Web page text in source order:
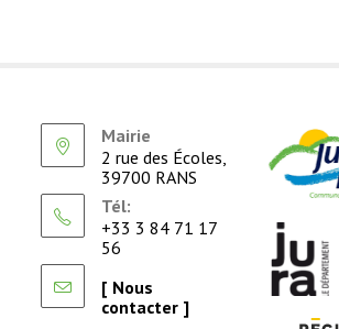
Mairie
2 rue des Écoles,
39700 RANS
Tél:
+33 3 84 71 17
56
[ Nous
contacter ]